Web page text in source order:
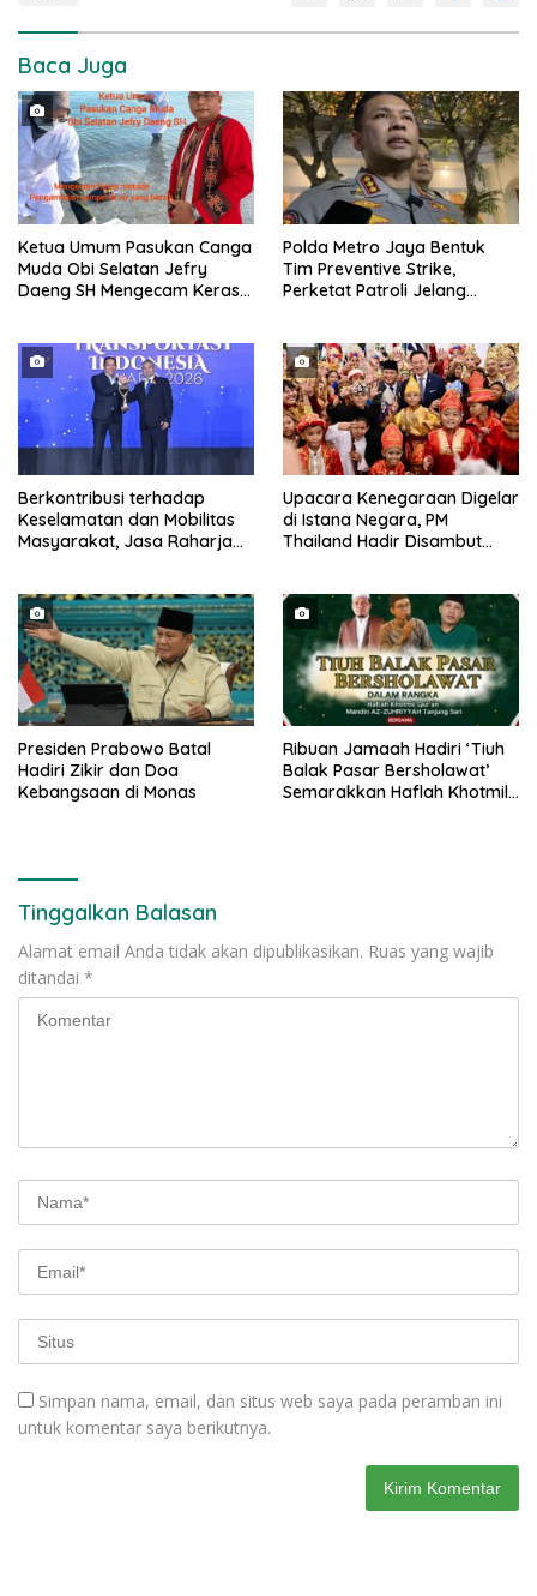
Baca Juga
Ketua Umum Pasukan Canga
Muda Obi Selatan Jefry
Daeng SH Mengecam Keras
Polda Metro Jaya Bentuk
Tim Preventive Strike,
Perketat Patroli Jelang
Berkontribusi terhadap
Keselamatan dan Mobilitas
Masyarakat, Jasa Raharja
Awards 2026
Upacara Kenegaraan Digelar
di Istana Negara, PM
Thailand Hadir Disambut
Presiden Prabowo Batal
Hadiri Zikir dan Doa
Kebangsaan di Monas
Ribuan Jamaah Hadiri ‘Tiuh
Balak Pasar Bersholawat’
Semarakkan Haflah Khotmil
Tinggalkan Balasan
Alamat email Anda tidak akan dipublikasikan. Ruas yang wajib
ditandai *
Simpan nama, email, dan situs web saya pada peramban ini
untuk komentar saya berikutnya.